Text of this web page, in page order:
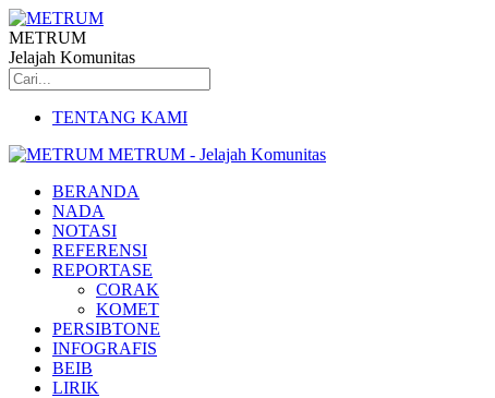
METRUM
Jelajah Komunitas
TENTANG KAMI
METRUM - Jelajah Komunitas
BERANDA
NADA
NOTASI
REFERENSI
REPORTASE
CORAK
KOMET
PERSIBTONE
INFOGRAFIS
BEIB
LIRIK